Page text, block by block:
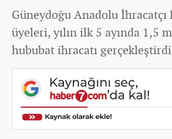
Güneydoğu Anadolu
üyeleri, yılın ilk 5 ayında 1,5
hububat ihracatı